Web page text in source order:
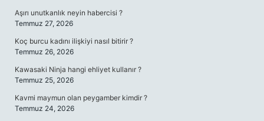
Aşırı unutkanlık neyin habercisi ?
Temmuz 27, 2026
Koç burcu kadını ilişkiyi nasıl bitirir ?
Temmuz 26, 2026
Kawasaki Ninja hangi ehliyet kullanır ?
Temmuz 25, 2026
Kavmi maymun olan peygamber kimdir ?
Temmuz 24, 2026